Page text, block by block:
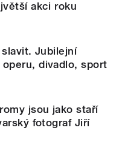
akci roku
slavit. Jubilejní
divadlo, sport
jsou jako staří
fotograf Jiří